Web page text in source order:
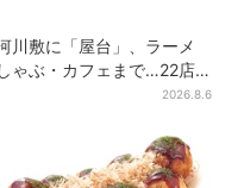
川敷に「屋台」、ラーメ
ゃぶ・カフェまで…22店
2026.8.6